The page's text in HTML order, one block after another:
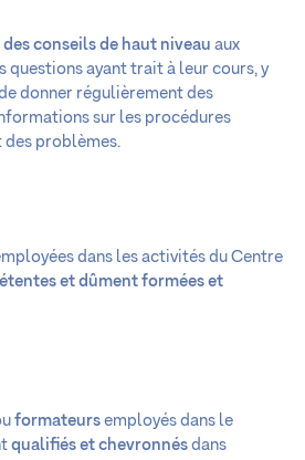
conseils de haut niveau aux
questions ayant trait à leur cours, y
donner régulièrement des
sur les procédures
problèmes.
dans les activités du Centre
et dûment formées et
formateurs employés dans le
qualifiés et chevronnés dans